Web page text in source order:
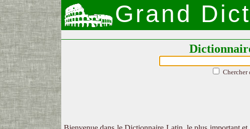
Grand
Chercher